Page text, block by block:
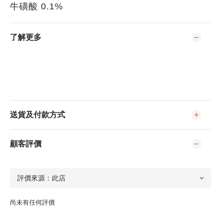
牛磺酸 0.1%
了解更多
送貨及付款方式
顧客評價
尚未有任何評價